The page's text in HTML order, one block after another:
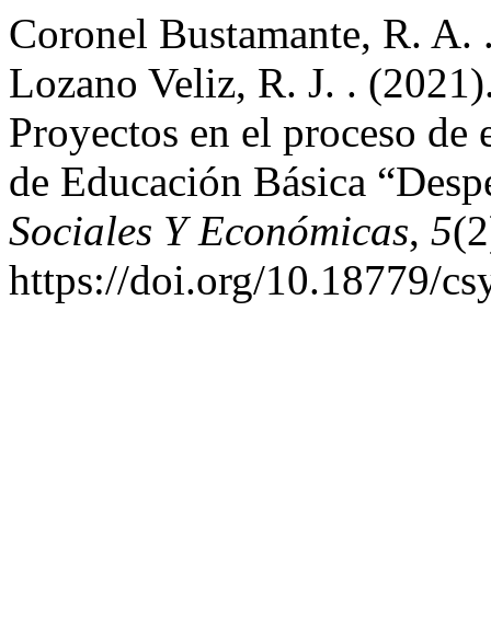
Coronel Bustamante, R.
Lozano Veliz, R. J. .
Proyectos en el proceso de
de Educación Básica
Sociales Y Económicas, 5
https://doi.org/10.18779/